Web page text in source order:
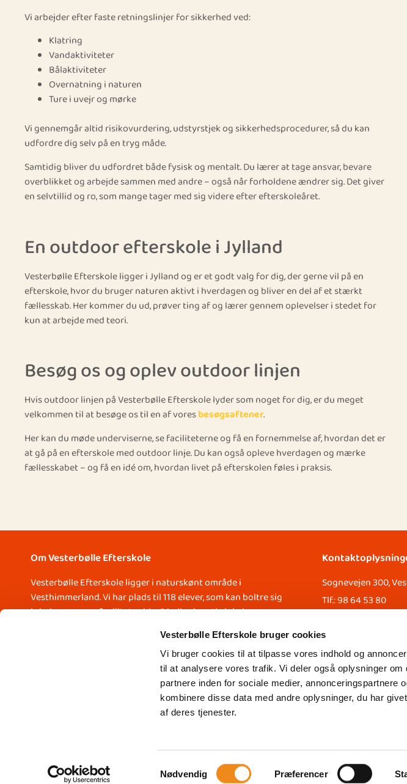
Vesterbølle Efterskole bruger cookies
Vi bruger cookies til at tilpasse vores indhold og
til at analysere vores trafik. Vi deler også oplysninger
partnere inden for sociale medier, annonceringspartnere
kombinere disse data med andre oplysninger, du har
af deres tjenester.
Samtykkevalg
Nødvendig Præferencer
Vi arbejder efter faste retningslinjer for sikkerhed ved:
Klatring
Vandaktiviteter
Bålaktiviteter
Overnatning i naturen
Ture i uvejr og mørke
Vi gennemgår altid risikovurdering, udstyrstjek og sikkerhedsprocedurer, så du kan
udfordre dig selv på en tryg måde.
Samtidig bliver du udfordret både fysisk og mentalt. Du lærer at tage ansvar, bevare
overblikket og arbejde sammen med andre – også når forholdene ændrer sig. Det giver
en selvtillid og ro, som mange tager med sig videre efter efterskoleåret.
En outdoor efterskole i Jylland
Vesterbølle Efterskole ligger i Jylland og er et godt valg for dig, der gerne vil på en
efterskole, hvor du bruger naturen aktivt i hverdagen og bliver en del af et stærkt
fællesskab. Her kommer du ud, prøver ting af og lærer gennem oplevelser i stedet for
kun at arbejde med teori.
Besøg os og oplev outdoor linjen
Hvis outdoor linjen på Vesterbølle Efterskole lyder som noget for dig, er du meget
velkommen til at besøge os til en af voresbesøgsaftener.
Her kan du møde underviserne, se faciliteterne og få en fornemmelse af, hvordan det er
at gå på en efterskole med outdoor linje. Du kan også opleve hverdagen og mærke
fællesskabet – og få en idé om, hvordan livet på efterskolen føles i praksis.
Om Vesterbølle Efterskole
Vesterbølle Efterskole ligger i naturskønt område i
Vesthimmerland. Vi har plads til 118 elever, som kan boltre sig
i skolens mange faciliteter, bl.a. 2 haller, kreativ lokale,
shelters og hytte, sportsbaner, beachvolleybane og meget
Sognevejen 300,
Tlf.: 98 64 53 80
MobilePay: 205433
SE. NR: 72470915
CVR-Nummer:
Sitemap